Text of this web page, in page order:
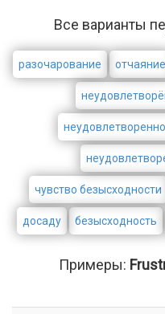
Все варианты
разочарование отчаяние
чувство безысходности
досаду безысходность
Примеры: